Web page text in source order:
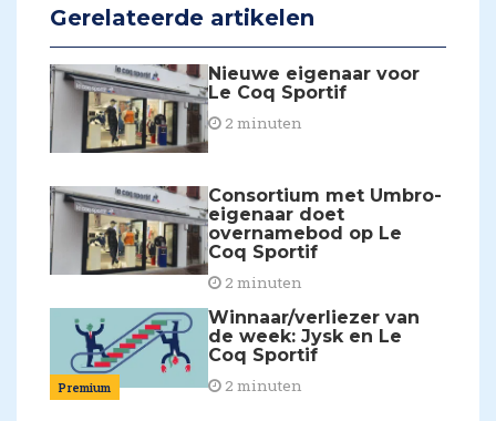
Gerelateerde artikelen
Nieuwe eigenaar voor
Le Coq Sportif
2 minuten
Consortium met Umbro-
eigenaar doet
overnamebod op Le
Coq Sportif
2 minuten
Premium
Winnaar/verliezer van
de week: Jysk en Le
Coq Sportif
2 minuten